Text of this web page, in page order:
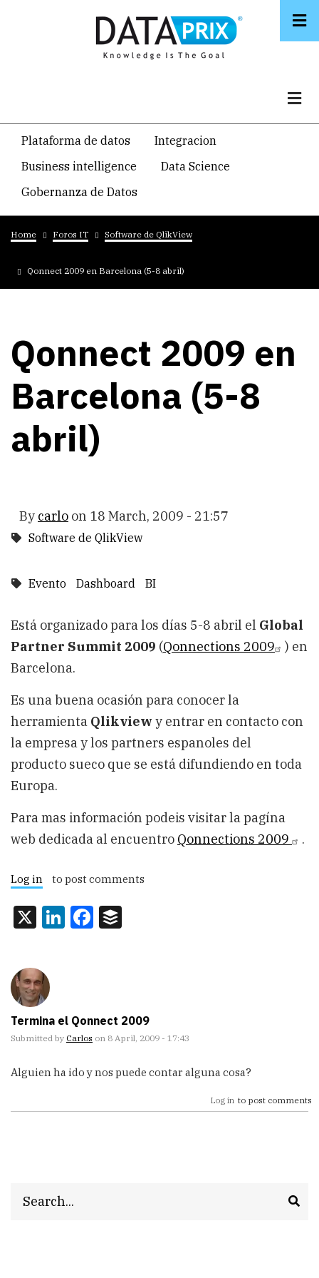
Navegacion
temática
principal
Plataforma de datos
Integracion
Business intelligence
Data Science
Gobernanza de Datos
Breadcrumb
Home Foros IT Software de QlikView
Qonnect 2009 en Barcelona (5-8 abril)
Qonnect 2009 en
Barcelona (5-8
abril)
By carlo on 18 March, 2009 - 21:57
Software de QlikView
Evento Dashboard BI
Está organizado para los días 5-8 abril el Global
Partner Summit 2009 (Qonnections 2009
) en
Barcelona.
Es una buena ocasión para conocer la
herramienta Qlikview y entrar en contacto con
la empresa y los partners espanoles del
producto sueco que se está difundiendo en toda
Europa.
Para mas información podeis visitar la pagína
web dedicada al encuentro Qonnections 2009 .
Log in to post comments
X LinkedIn
Facebook
Termina el Qonnect 2009
Submitted by Carlos on 8 April, 2009 - 17:43
Alguien ha ido y nos puede contar alguna cosa?
Log in to post comments